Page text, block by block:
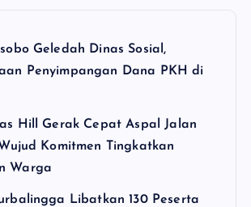
Geledah Dinas Sosial,
Penyimpangan Dana PKH di
Hill Gerak Cepat Aspal Jalan
Komitmen Tingkatkan
Warga
Libatkan 130 Peserta